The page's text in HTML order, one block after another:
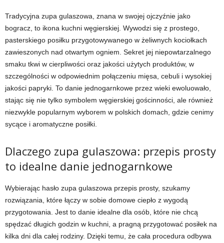
Tradycyjna zupa gulaszowa, znana w swojej ojczyźnie jako
bogracz, to ikona kuchni węgierskiej. Wywodzi się z prostego,
pasterskiego posiłku przygotowywanego w żeliwnych kociołkach
zawieszonych nad otwartym ogniem. Sekret jej niepowtarzalnego
smaku tkwi w cierpliwości oraz jakości użytych produktów, w
szczególności w odpowiednim połączeniu mięsa, cebuli i wysokiej
jakości papryki. To danie jednogarnkowe przez wieki ewoluowało,
stając się nie tylko symbolem węgierskiej gościnności, ale również
niezwykle popularnym wyborem w polskich domach, gdzie cenimy
sycące i aromatyczne posiłki.
Dlaczego zupa gulaszowa: przepis prosty
to idealne danie jednogarnkowe
Wybierając hasło zupa gulaszowa przepis prosty, szukamy
rozwiązania, które łączy w sobie domowe ciepło z wygodą
przygotowania. Jest to danie idealne dla osób, które nie chcą
spędzać długich godzin w kuchni, a pragną przygotować posiłek na
kilka dni dla całej rodziny. Dzięki temu, że cała procedura odbywa